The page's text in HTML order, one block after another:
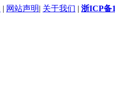
| 网站声明| 关于我们 | 浙ICP备